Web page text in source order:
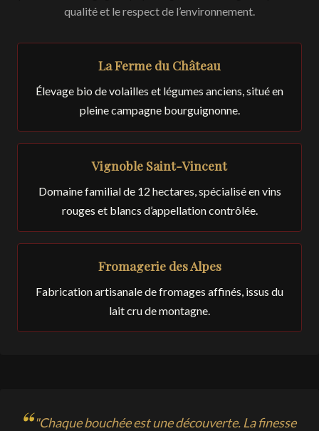
qualité et le respect de l’environnement.
La Ferme du Château
Élevage bio de volailles et légumes anciens, situé en
pleine campagne bourguignonne.
Vignoble Saint-Vincent
Domaine familial de 12 hectares, spécialisé en vins
rouges et blancs d’appellation contrôlée.
Fromagerie des Alpes
Fabrication artisanale de fromages affinés, issus du
lait cru de montagne.
"Chaque bouchée est une découverte. La finesse